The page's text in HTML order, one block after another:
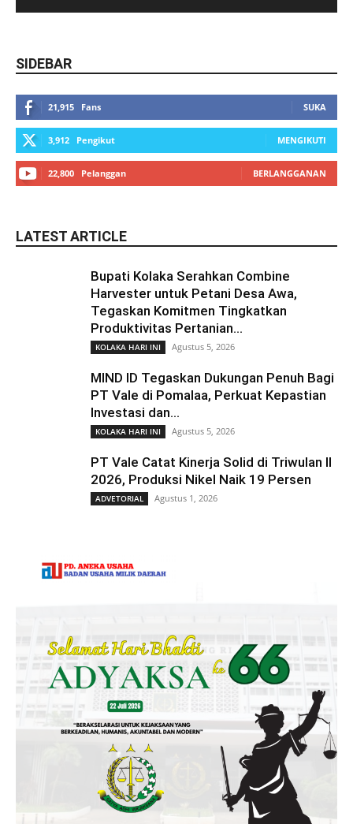
SIDEBAR
21,915 Fans SUKA
3,912 Pengikut MENGIKUTI
22,800 Pelanggan BERLANGGANAN
LATEST ARTICLE
Bupati Kolaka Serahkan Combine
Harvester untuk Petani Desa Awa,
Tegaskan Komitmen Tingkatkan
Produktivitas Pertanian...
KOLAKA HARI INI Agustus 5, 2026
MIND ID Tegaskan Dukungan Penuh Bagi
PT Vale di Pomalaa, Perkuat Kepastian
Investasi dan...
KOLAKA HARI INI Agustus 5, 2026
PT Vale Catat Kinerja Solid di Triwulan II
2026, Produksi Nikel Naik 19 Persen
ADVETORIAL Agustus 1, 2026